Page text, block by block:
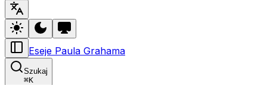
Eseje Paula Grahama
Szukaj
⌘K